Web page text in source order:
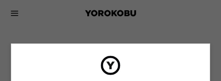
Lógate en Yorokobu